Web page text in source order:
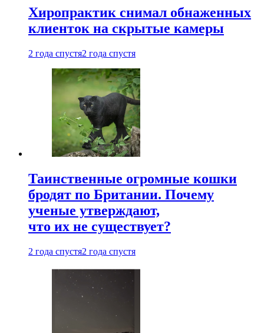
Хиропрактик снимал обнаженных
клиенток на скрытые камеры
2 года спустя2 года спустя
Таинственные огромные кошки
бродят по Британии. Почему
ученые утверждают,
что их не существует?
2 года спустя2 года спустя